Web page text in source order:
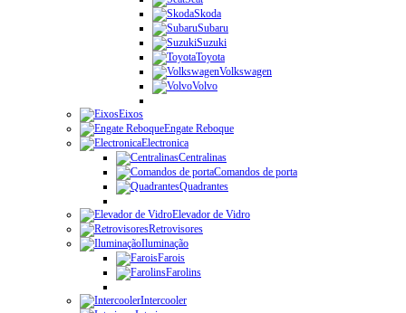
Skoda
Subaru
Suzuki
Toyota
Volkswagen
Volvo
Eixos
Engate Reboque
Electronica
Centralinas
Comandos de porta
Quadrantes
Elevador de Vidro
Retrovisores
Iluminação
Farois
Farolins
Intercooler